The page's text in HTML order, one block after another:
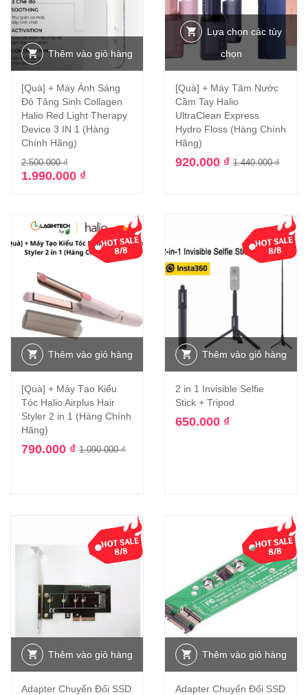
Thêm vào giỏ hàng
[Quà] + Máy Ánh Sáng
Đỏ Tăng Sinh Collagen
Halio Red Light Therapy
Device 3 IN 1 (Hàng
Chính Hãng)
2.500.000₫
1.990.000 ₫
Lựa chọn các tùy
chọn
[Quà] + Máy Tăm Nước
Cầm Tay Halio
UltraClean Express
Hydro Floss (Hàng Chính
Hãng)
1.440.000₫
920.000 ₫
-28%
Thêm vào giỏ hàng
[Quà] + Máy Tạo Kiểu
Tóc Halio Airplus Hair
Styler 2 in 1 (Hàng Chính
Hãng)
1.090.000₫
790.000 ₫
Thêm vào giỏ hàng
2 in 1 Invisible Selfie
Stick + Tripod
650.000 ₫
Thêm vào giỏ hàng
Adapter Chuyển Đổi SSD
Thêm vào giỏ hàng
Adapter Chuyển Đổi SSD